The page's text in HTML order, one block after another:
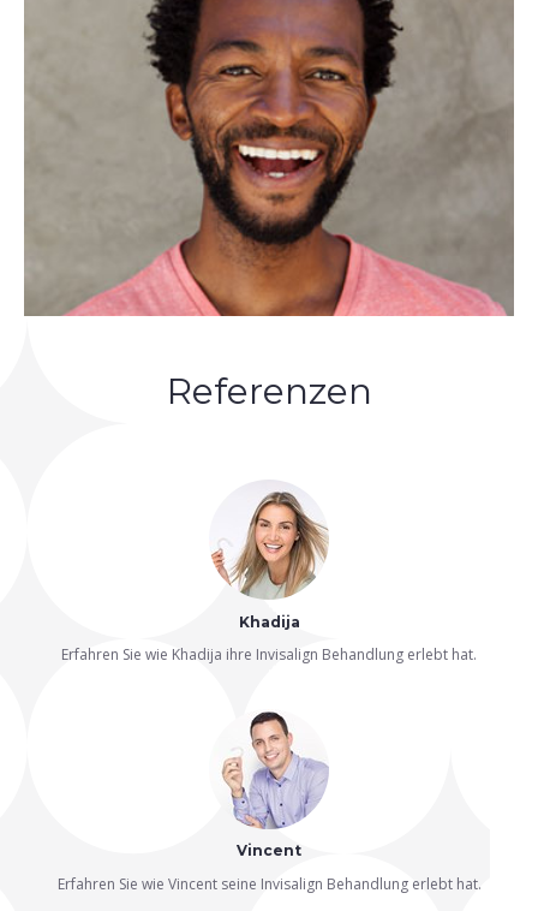
Referenzen
Khadija
Erfahren Sie wie Khadija ihre Invisalign Behandlung erlebt hat.
Vincent
Erfahren Sie wie Vincent seine Invisalign Behandlung erlebt hat.